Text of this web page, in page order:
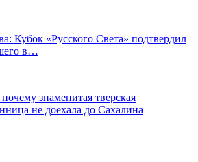
Кубок «Русского Света» подтвердил
в…
знаменитая тверская
не доехала до Сахалина